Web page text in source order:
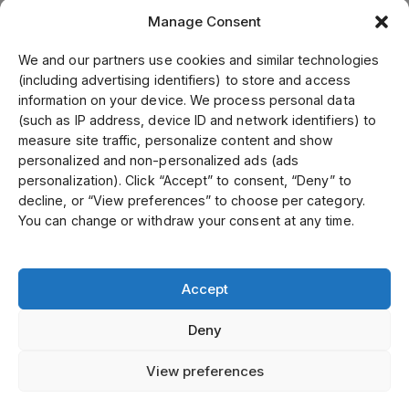
Manage Consent
We and our partners use cookies and similar technologies
(including advertising identifiers) to store and access
information on your device. We process personal data
(such as IP address, device ID and network identifiers) to
measure site traffic, personalize content and show
personalized and non-personalized ads (ads
personalization). Click “Accept” to consent, “Deny” to
decline, or “View preferences” to choose per category.
You can change or withdraw your consent at any time.
Accept
Deny
View preferences
Om oss
Jens S. Transmisjoner Norge leverer transmisjonsløsninger i
samarbeid med verdensledende leverandører. Gjennom vår
ledende posisjon i Skandinavia, samt fokusering på kvalitet
og kundeservice kan vi tilby ett bredt sortiment til
konkurransekraftige priser. Kunde-og spesialtilpassede
produkter tilvirker vi i vårt mekaniske verksted.
Select country